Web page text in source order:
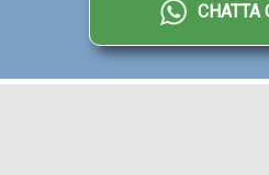
CHATTA